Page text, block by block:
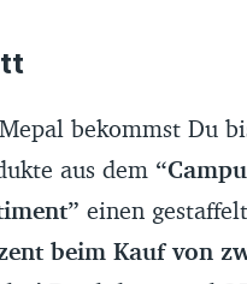
bekommst Du
aus dem
einen
beim Kauf von